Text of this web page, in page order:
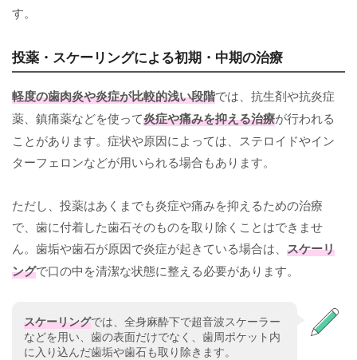
す。
投薬・スケーリングによる初期・中期の治療
軽度の歯肉炎や炎症が比較的浅い段階では、抗生剤や抗炎症
薬、鎮痛薬などを使って炎症や痛みを抑える治療が行われる
ことがあります。症状や原因によっては、ステロイドやイン
ターフェロンなどが用いられる場合もあります。
ただし、投薬はあくまでも炎症や痛みを抑えるための治療
で、歯に付着した歯石そのものを取り除くことはできませ
ん。歯垢や歯石が原因で炎症が起きている場合は、 スケーリ
ングで口の中を清潔な状態に整える必要があります。
スケーリングでは、全身麻酔下で超音波スケーラー
などを用い、歯の表面だけでなく、歯周ポケット内
に入り込んだ歯垢や歯石も取り除きます。